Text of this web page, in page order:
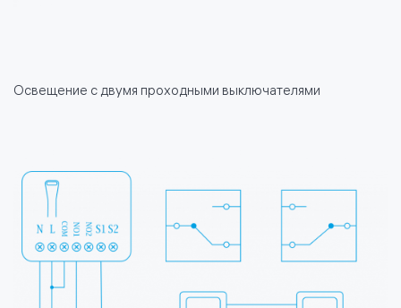
Освещение с двумя проходными выключателями